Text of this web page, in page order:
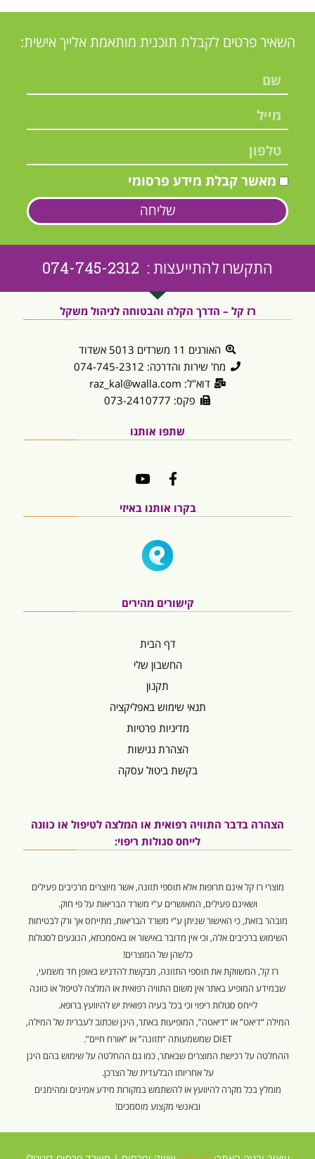
השאיר פרטים לקבלת תוכנית מותאמת אלייך אישית:
מאשר קבלת מידע פרסומי
שליחה
התקשרו להתייעצות : 074-745-2312
רז קל – הדרך הקלה והבטוחה לניהול משקל
האורגים 11 משרדים 5013 אשדוד
מח' שירות והדרכה: 074-745-2312
דוא"ל: raz_kal@walla.com
פקס: 073-2410777
שתפו אותנו
בקרו אותנו באיזי
קישורים מהירים
דף הבית
החשבון שלי
תקנון
תנאי שימוש באפליקציה
מדיניות פרטיות
הצהרת נגישות
בקשת ביטול עסקה
הצהרה בדבר התוויה רפואית או המלצה לטיפול או כוונה
לייחס סגולות ריפוי:
מוצרי רז קל אינם תרופות אלא תוספי תזונה, אשר מיוצרים מרכיבים פעילים
ושאינם פעילים, המאושרים ע”י משרד הבריאות על פי חוק.
מובהר בזאת, כי האישור שניתן ע”י משרד הבריאות, מתייחס אך ורק לבטיחות
השימוש ברכיבים אלה, וכי אין מדובר באישור או באסמכתא, הנוגעים לסגולות
כלשהן של המוצרים!
רז קל, המשווקת את תוספי התזונה, מבקשת להדגיש באופן חד משמעי,
שבמידע המופיע באתר אין משום התוויה רפואית או המלצה לטיפול או כוונה
לייחס סגולות ריפוי וכי בכל בעיה רפואית יש להיוועץ ברופא.
המילה “דיאט” או “דיאטה”, המופיעות באתר, הינן שכתוב לעברית של המילה,
DIET שמשמעותה “תזונה” או “אורח חיים”.
ההחלטה על רכישת המוצרים שבאתר, כמו גם ההחלטה על שימוש בהם הינן
על אחריותו הבלעדית של הצרכן.
מומלץ בכל מקרה להיוועץ או להשתמש במקורות מידע אמינים ומהימנים
ובאנשי מקצוע מוסמכים!